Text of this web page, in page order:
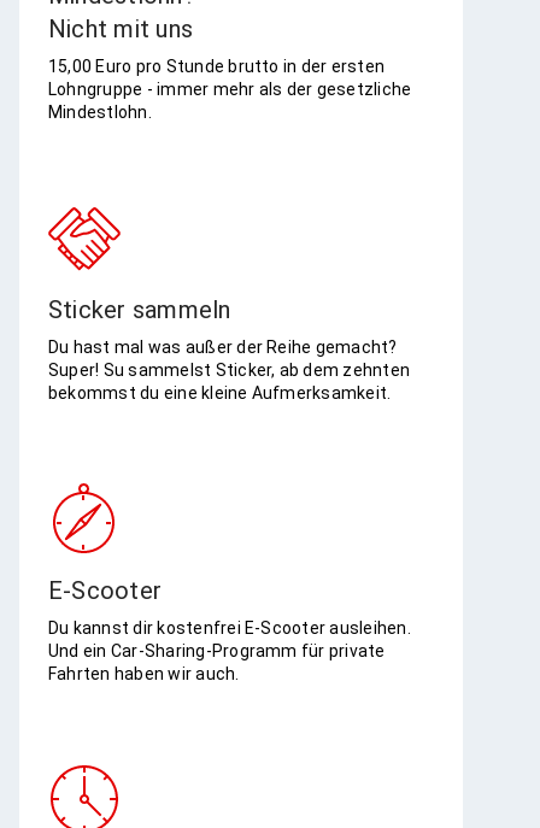
Nicht mit uns
15,00 Euro pro Stunde brutto in der ersten
Lohngruppe​ - immer mehr als der gesetzliche
Mindestlohn.
Sticker sammeln
Du hast mal was außer der Reihe gemacht?
Super! Su sammelst Sticker, ab dem zehnten
bekommst du eine kleine Aufmerksamkeit.
E-Scooter
Du kannst dir kostenfrei E-Scooter ausleihen.
Und ein Car-Sharing-Programm für private
Fahrten haben wir auch.